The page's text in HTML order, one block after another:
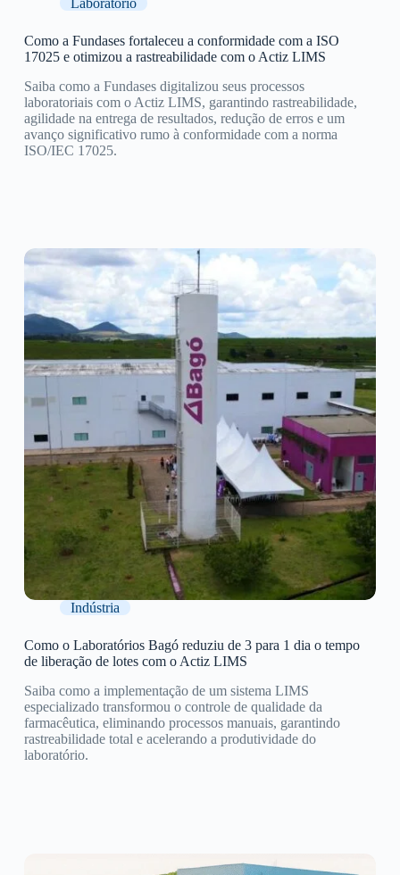
Laboratório
Como a Fundases fortaleceu a conformidade com a ISO
17025 e otimizou a rastreabilidade com o Actiz LIMS
Saiba como a Fundases digitalizou seus processos
laboratoriais com o Actiz LIMS, garantindo rastreabilidade,
agilidade na entrega de resultados, redução de erros e um
avanço significativo rumo à conformidade com a norma
ISO/IEC 17025.
Indústria
Como o Laboratórios Bagó reduziu de 3 para 1 dia o tempo
de liberação de lotes com o Actiz LIMS
Saiba como a implementação de um sistema LIMS
especializado transformou o controle de qualidade da
farmacêutica, eliminando processos manuais, garantindo
rastreabilidade total e acelerando a produtividade do
laboratório.